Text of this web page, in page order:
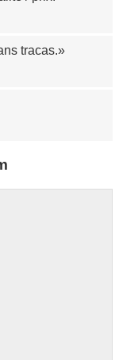
tracas.